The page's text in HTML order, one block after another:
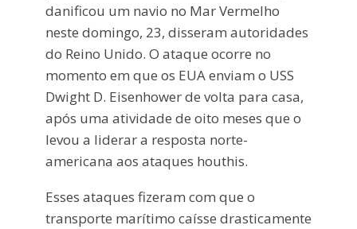
danificou um navio no Mar Vermelho
neste domingo, 23, disseram autoridades
do Reino Unido. O ataque ocorre no
momento em que os EUA enviam o USS
Dwight D. Eisenhower de volta para casa,
após uma atividade de oito meses que o
levou a liderar a resposta norte-
americana aos ataques houthis.
Esses ataques fizeram com que o
transporte marítimo caísse drasticamente